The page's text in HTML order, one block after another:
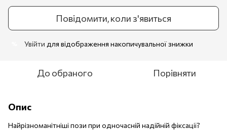
Повідомити, коли з'явиться
Увійти для відображення накопичувальної знижки
До обраного Порівняти
Опис
Найрізноманітніші пози при одночасній надійній фіксації?